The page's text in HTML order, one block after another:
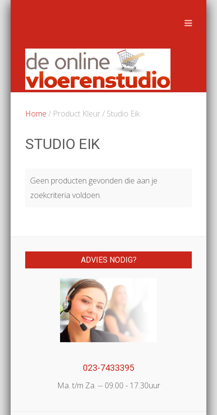
Home / Product Kleur / Studio Eik
STUDIO EIK
Geen producten gevonden die aan je
zoekcriteria voldoen.
ADVIES NODIG?
023-7433395
Ma. t/m Za. -- 09.00 - 17.30uur